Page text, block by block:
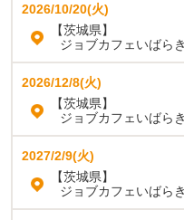
2026/10/20(火)
【茨城県】
ジョブカフェいばらき
2026/12/8(火)
【茨城県】
ジョブカフェいばらき
2027/2/9(火)
【茨城県】
ジョブカフェいばらき